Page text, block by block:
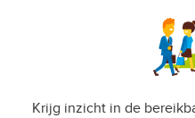
Krijg inzicht in de